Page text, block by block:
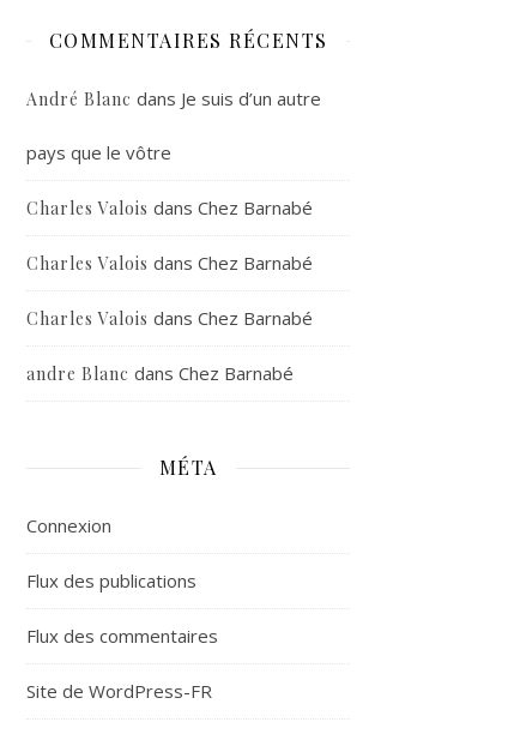
COMMENTAIRES RÉCENTS
André Blanc dans Je suis d’un autre
pays que le vôtre
Charles Valois dans Chez Barnabé
Charles Valois dans Chez Barnabé
Charles Valois dans Chez Barnabé
andre Blanc dans Chez Barnabé
MÉTA
Connexion
Flux des publications
Flux des commentaires
Site de WordPress-FR